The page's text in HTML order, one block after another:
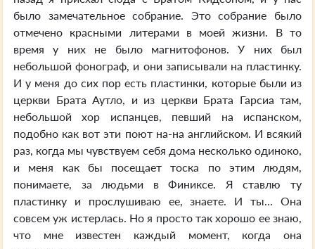
было замечательное собрание. Это собрание было
отмечено красными литерами в моей жизни. В то
время у них не было магнитофонов. У них был
небольшой фонограф, и они записывали на пластинку.
И у меня до сих пор есть пластинки, которые были из
церкви Брата Аутло, и из церкви Брата Гарсиа там,
небольшой хор испанцев, певший на испанском,
подобно как вот эти поют на-на английском. И всякий
раз, когда мы чувствуем себя дома несколько одиноко,
и меня как бы посещает тоска по этим людям,
понимаете, за людьми в Финиксе. Я ставлю ту
пластинку и прослушиваю ее, знаете. И ты... Она
совсем уж истерлась. Но я просто так хорошо ее знаю,
что мне известен каждый момент, когда она